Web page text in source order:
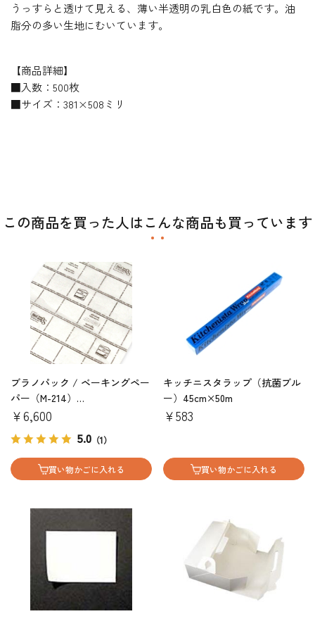
うっすらと透けて見える、薄い半透明の乳白色の紙です。油
脂分の多い生地にむいています。
【商品詳細】
■入数：500枚
■サイズ：381×508ミリ
この商品を買った人はこんな商品も買っています
ブラノパック / ベーキングペー
パー（M-214）
600×400mm（300枚）フレンチ
￥6,600
5.0 （1）
買い物かごに入れる
キッチニスタラップ（抗菌ブル
ー）45cm×50m
￥583
買い物かごに入れる